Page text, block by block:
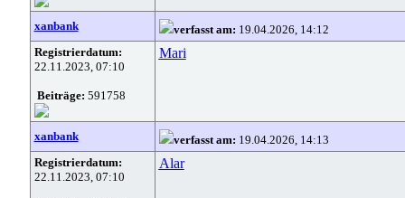
xanbank verfasst am: 19.04.2026, 14:12
Registrierdatum:
22.11.2023, 07:10
Beiträge: 591758
Mari
xanbank verfasst am: 19.04.2026, 14:13
Registrierdatum:
22.11.2023, 07:10
Alar